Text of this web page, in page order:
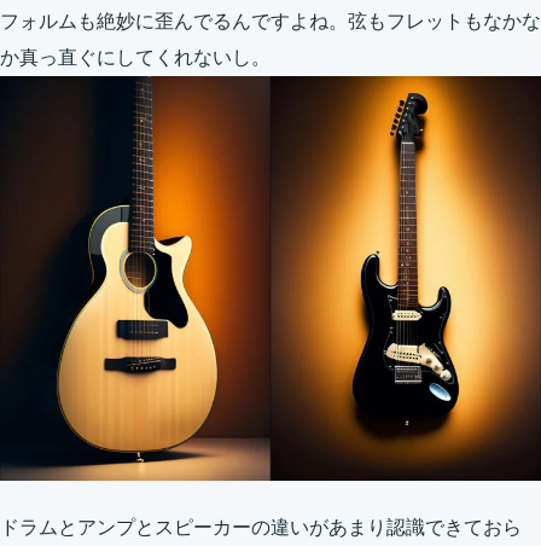
フォルムも絶妙に歪んでるんですよね。弦もフレットもなかな
か真っ直ぐにしてくれないし。
ドラムとアンプとスピーカーの違いがあまり認識できておら